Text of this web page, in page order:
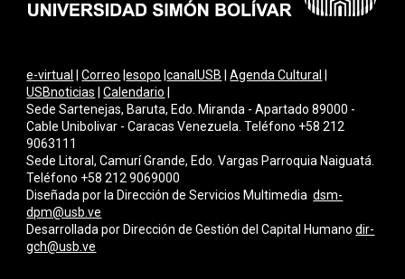
e-virtual |Correo |esopo |canalUSB |Agenda Cultural
USBnoticias |Calendario
Sede Sartenejas, Baruta, Edo. Miranda - Apartado 89000 -
Cable Unibolivar - Caracas Venezuela. Teléfono +58 212
9063111
Sede Litoral, Camurí Grande, Edo. Vargas Parroquia Naiguatá.
Teléfono +58 212 9069000
Diseñada por la Dirección de Servicios Multimediadsm-
dpm@usb.ve
Desarrollada por Dirección de Gestión del Capital Humano dir-
gch@usb.ve